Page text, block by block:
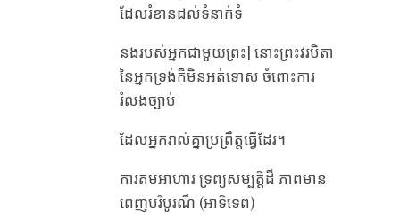
ដែលរំខានដល់ទំនាក់ទំ
នងរបស់អ្នកជាមួយព្រះ] នោះ​ព្រះវរបិតា​
នៃ​អ្នកទ្រង់​ក៏​មិន​អត់​ទោស ចំពោះ​ការ​
រំលង​ច្បាប់
ដែល​អ្នក​រាល់​គ្នា​ប្រព្រឹត្ត​ធ្វើ​ដែរ។
ការតមអាហារ ទ្រព្យសម្បត្តិ​ដ៏ ភាពមាន
ពេញបរិបូរណ៏ (អាទិទេព)